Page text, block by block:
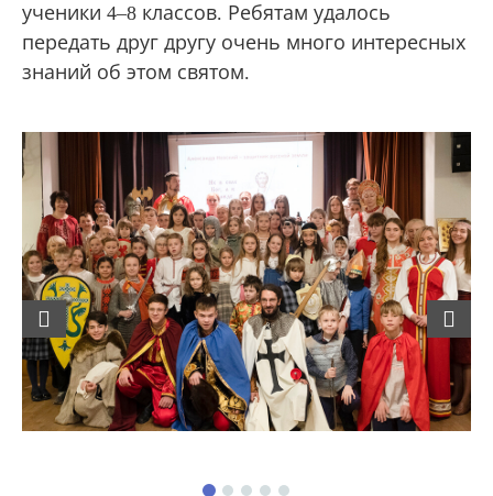
ученики 4–8 классов. Ребятам удалось
передать друг другу очень много интересных
знаний об этом святом.
Previous Next